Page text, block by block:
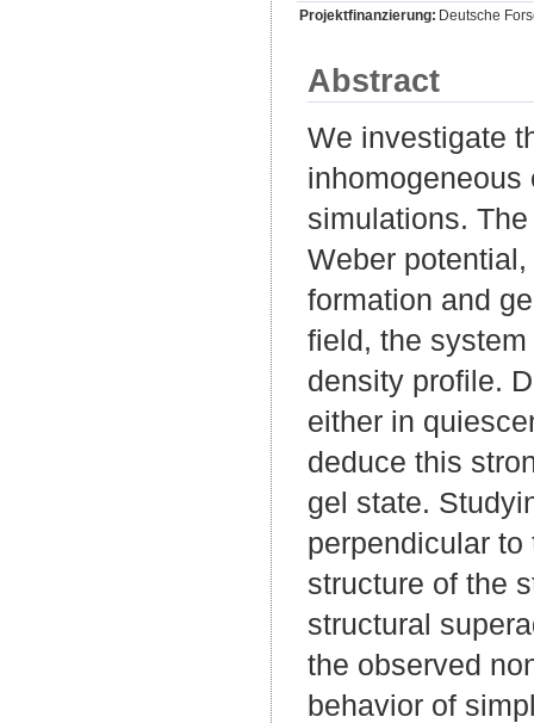
Projektfinanzierung: Deutsche
Abstract
We investigate
simulations.
Weber
formation and
field, the
density profile.
either in
deduce this
gel state.
perpendicular
structure of the
structural
the observed
behavior of